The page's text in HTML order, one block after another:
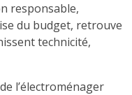
responsable,
du budget, retrouve
technicité,
l’électroménager